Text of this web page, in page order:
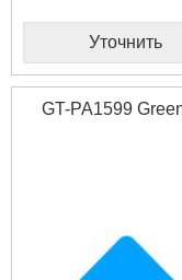
Уточнить
GT-PA1599